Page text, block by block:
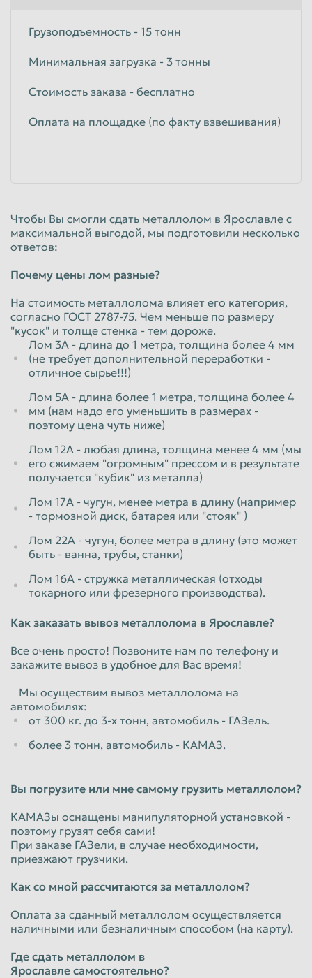
Грузоподъемность - 15 тонн
Минимальная загрузка - 3 тонны
Стоимость заказа - бесплатно
Оплата на площадке (по факту взвешивания)
Чтобы Вы смогли сдать металлолом в Ярославле с
максимальной выгодой, мы подготовили несколько
ответов:
Почему цены лом разные?
На стоимость металлолома влияет его категория,
согласно ГОСТ 2787-75. Чем меньше по размеру
"кусок" и толще стенка - тем дороже.
Лом 3А - длина до 1 метра, толщина более 4 мм
(не требует дополнительной переработки -
отличное сырье!!!)
Лом 5А - длина более 1 метра, толщина более 4
мм (нам надо его уменьшить в размерах -
поэтому цена чуть ниже)
Лом 12А - любая длина, толщина менее 4 мм (мы
его сжимаем "огромным" прессом и в результате
получается "кубик" из металла)
Лом 17А - чугун, менее метра в длину (например
- тормозной диск, батарея или "стояк" )
Лом 22А - чугун, более метра в длину (это может
быть - ванна, трубы, станки)
Лом 16А - стружка металлическая (отходы
токарного или фрезерного производства).
Как заказать вывоз металлолома в Ярославле?
Все очень просто! Позвоните нам по телефону и
закажите вывоз в удобное для Вас время!
Мы осуществим вывоз металлолома на
автомобилях:
от 300 кг. до 3-х тонн, автомобиль - ГАЗель.
более 3 тонн, автомобиль - КАМАЗ.
Вы погрузите или мне самому грузить металлолом?
КАМАЗы оснащены манипуляторной установкой -
поэтому грузят себя сами!
При заказе ГАЗели, в случае необходимости,
приезжают грузчики.
Как со мной рассчитаются за металлолом?
Оплата за сданный металлолом осуществляется
наличными или безналичным способом (на карту).
Где сдать металлолом в
Ярославле самостоятельно?